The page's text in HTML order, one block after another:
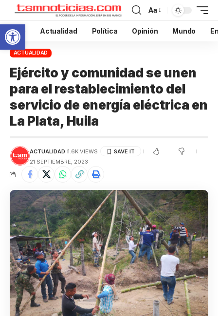
Abrir barra de herramientas
Aa
Inicio Actualidad Política Opinión Mundo
ACTUALIDAD
Ejército y comunidad se unen
para el restablecimiento del
servicio de energía eléctrica en
La Plata, Huila
ACTUALIDAD 1.6K VIEWS
21 SEPTIEMBRE, 2023